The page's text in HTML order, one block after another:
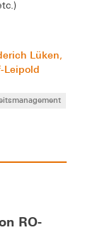
Lüken,
Leipold
RO-